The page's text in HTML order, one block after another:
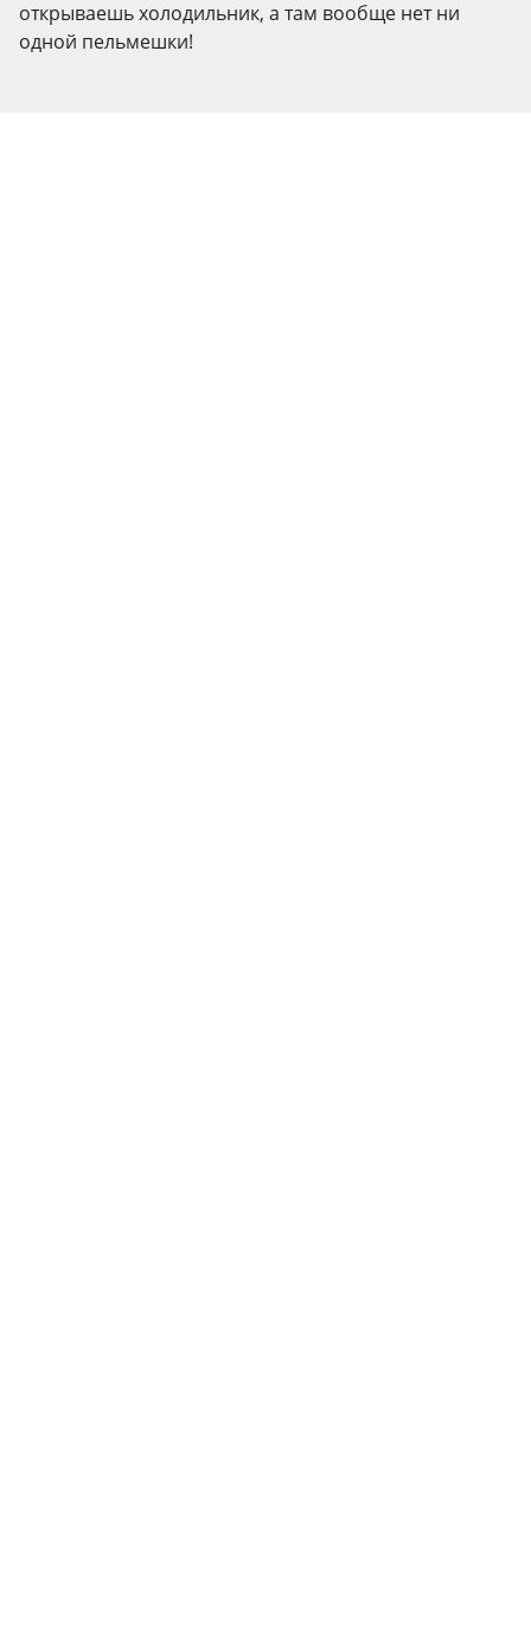
открываешь холодильник, а там вообще нет ни
одной пельмешки!